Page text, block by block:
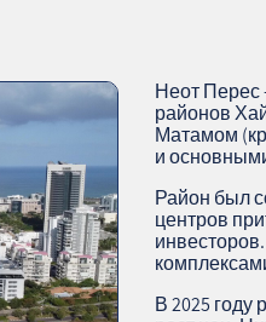
Неот Перес
районов
Матамом
и
Район был
центров
В 2025 году